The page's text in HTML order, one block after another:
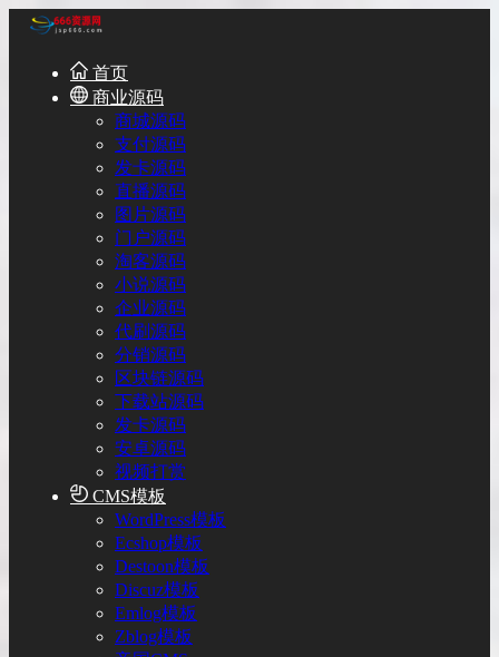
首页
商业源码
商城源码
支付源码
发卡源码
直播源码
图片源码
门户源码
淘客源码
小说源码
企业源码
代刷源码
分销源码
区块链源码
下载站源码
发卡源码
安卓源码
视频打赏
CMS模板
WordPress模板
Ecshop模板
Destoon模板
Discuz模板
Emlog模板
Zblog模板